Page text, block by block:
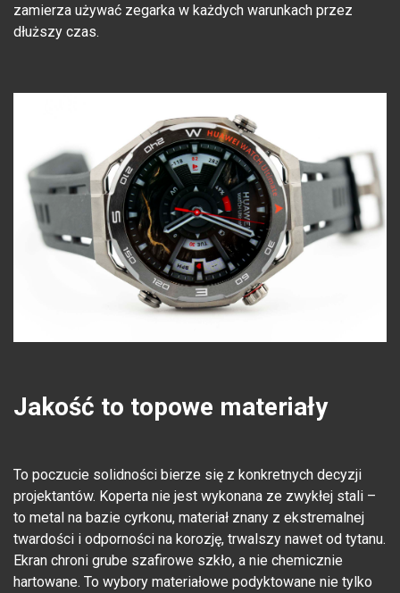
zamierza używać zegarka w każdych warunkach przez
dłuższy czas.
Jakość to topowe materiały
To poczucie solidności bierze się z konkretnych decyzji
projektantów. Koperta nie jest wykonana ze zwykłej stali –
to metal na bazie cyrkonu, materiał znany z ekstremalnej
twardości i odporności na korozję, trwalszy nawet od tytanu.
Ekran chroni grube szafirowe szkło, a nie chemicznie
hartowane. To wybory materiałowe podyktowane nie tylko